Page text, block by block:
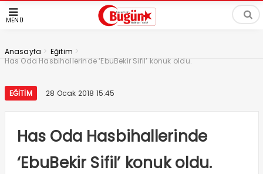
MENÜ
Anasayfa > Eğitim >
Has Oda Hasbihallerinde ‘EbuBekir Sifil’ konuk oldu.
EĞITIM 28 Ocak 2018 15:45
Has Oda Hasbihallerinde
‘EbuBekir Sifil’ konuk oldu.